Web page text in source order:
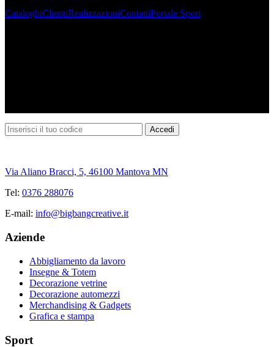
CataloghiClientiRealizzazioniContattiPortale Sport
Via Aliano Bracci, 5, 46100 Mantova MN
Tel: 0376 288076
E-mail: info@bigbangcreative.it
Aziende
Abbigliamento da lavoro
Insegne & Totem
Decorazione vetrine
Decorazione automezzi
Merchandising & Gadgets
Grafica e stampa
Sport